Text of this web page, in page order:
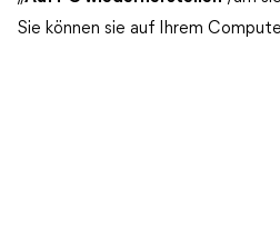
Sie können sie auf Ihrem